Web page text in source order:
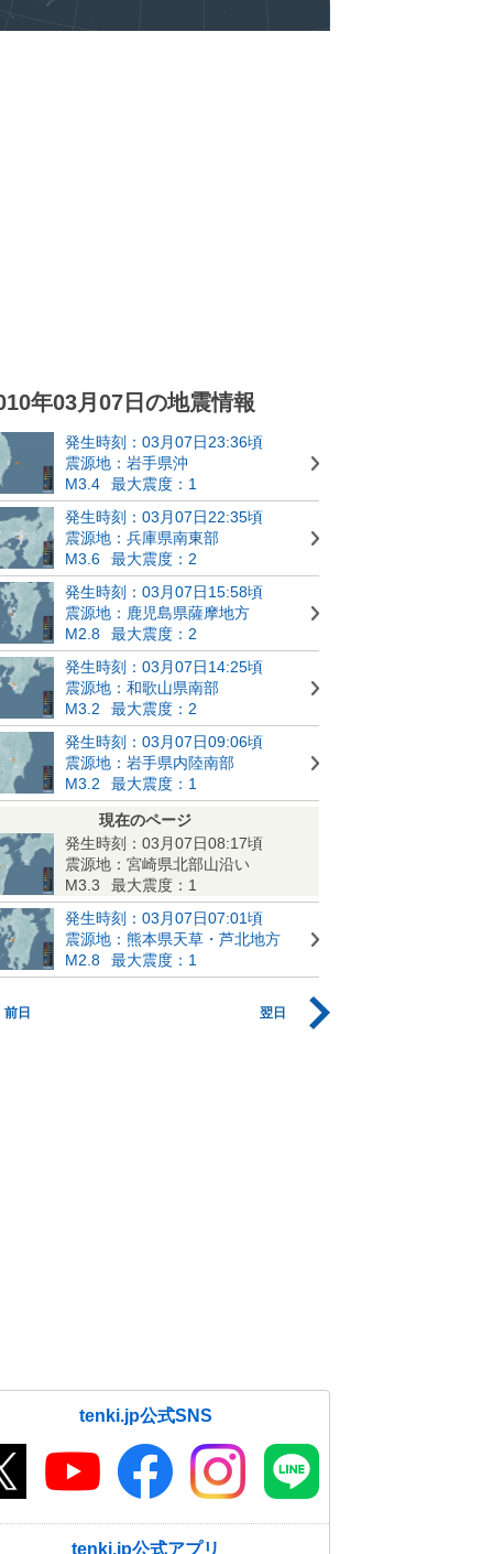
年03月07日の地震情報
発生時刻：03月07日23:36頃
震源地：岩手県沖
M3.4
最大震度：1
発生時刻：03月07日22:35頃
震源地：兵庫県南東部
M3.6
最大震度：2
発生時刻：03月07日15:58頃
震源地：鹿児島県薩摩地方
M2.8
最大震度：2
発生時刻：03月07日14:25頃
震源地：和歌山県南部
M3.2
最大震度：2
発生時刻：03月07日09:06頃
震源地：岩手県内陸南部
M3.2
最大震度：1
現在のページ
発生時刻：03月07日08:17頃
震源地：宮崎県北部山沿い
M3.3
最大震度：1
発生時刻：03月07日07:01頃
震源地：熊本県天草・芦北地方
M2.8
最大震度：1
前日 翌日
tenki.jp公式SNS
tenki.jp公式アプリ